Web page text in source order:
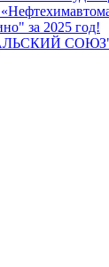
за 2025 год!